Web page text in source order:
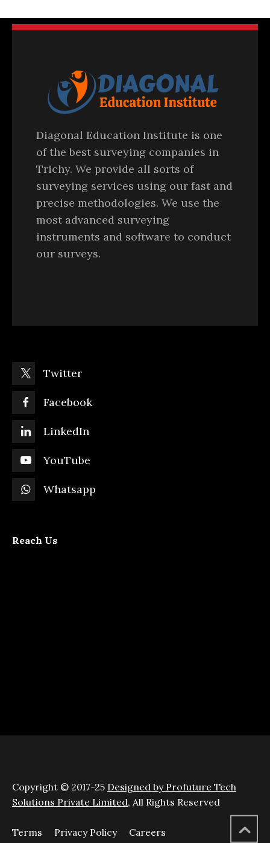
Diagonal Education Institute is one
of the best surveying companies in
Trichy. We provide all sorts of
surveying services using our fast and
precise methodologies. We use the
most advanced surveying
instruments and software to conduct
our surveys.
Twitter
Facebook
LinkedIn
YouTube
Whatsapp
Reach Us
Copyright © 2017-25 Designed by Profuture Tech
Solutions Private Limited, All Rights Reserved
Terms Privacy Policy Careers